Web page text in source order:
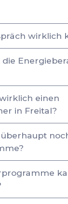
wirklich
einen
in Freital?